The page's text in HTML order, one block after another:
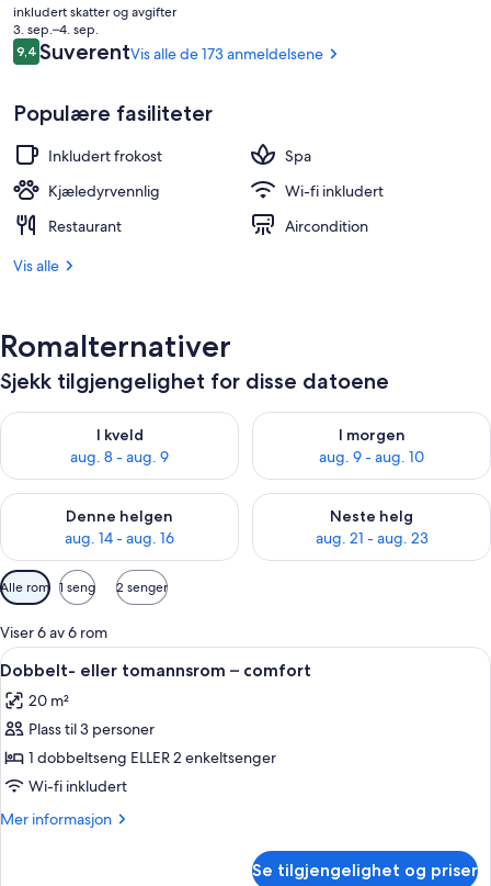
Inngang
nåværende
prisen
er
2 190 kr
inkludert skatter og avgifter
3. sep.–4. sep.
Anmeldelser
9,49,4 av 10 –
SuverentVis alle de 173 anmeldelsene
Populære fasiliteter
Inkludert frokost
Spa
Kjæledyrvennlig
Wi-fi inkludert
Restaurant
Aircondition
Vis alle
Romalternativer
Sjekk tilgjengelighet for disse datoene
I kveld
aug. 8 - aug. 9
Sjekk tilgjengelighet for i kveld, aug. 8 - aug. 9
I morgen
aug. 9 - aug. 10
Sjekk tilgjengelighet for i
Denne helgen
aug. 14 - aug. 16
Sjekk tilgjengelighet for denne helgen, aug. 14 - aug. 16
Neste helg
aug. 21 - aug. 23
Sjekk tilgjengelighet for
Tilgjengelige
filtre
for
rom
Alle rom 1 seng 2 senger
Viser 6 av 6 rom
Åpne
alle
bildene
av
Dobbelt-
eller
tomannsrom
Dobbelt- eller tomannsrom –
7
Dobbelt- eller tomannsrom – comfort
20 m²
Plass til 3 personer
1 dobbeltseng ELLER 2 enkeltsenger
Wi-fi inkludert
Mer informasjon
Mer
Se tilgjengelighet og priser